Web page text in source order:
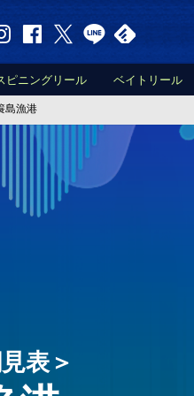
ピニングリール ベイトリール
島漁港
表＞